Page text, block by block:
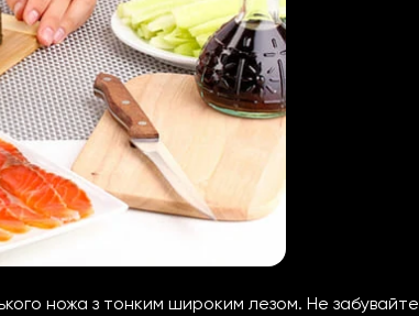
ножа з тонким широким лезом. Не забувайте